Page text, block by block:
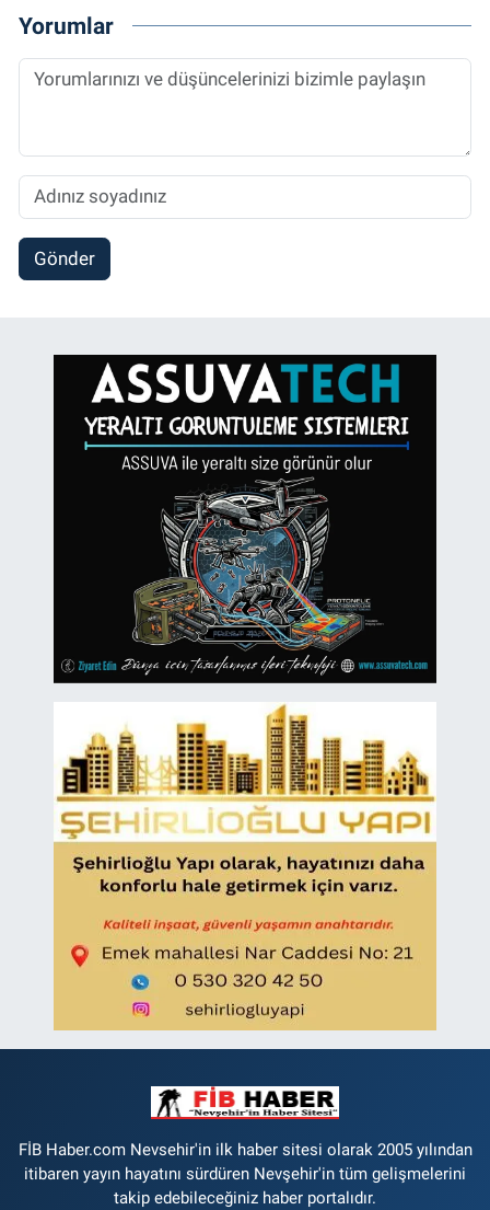
Yorumlar
Gönder
FİB Haber.com Nevsehir'in ilk haber sitesi olarak 2005 yılından
itibaren yayın hayatını sürdüren Nevşehir'in tüm gelişmelerini
takip edebileceğiniz haber portalıdır.